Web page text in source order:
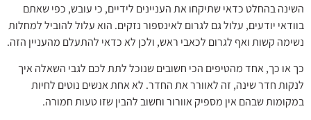
השינה בהחלט כדאי שתיקחו את העניינים לידיים, כי עובש, כפי שאתם
בוודאי יודעים, עלול גם לגרום לאינספור נזקים. הוא עלול להוביל למחלות
נשימה קשות ואף לגרום לכאבי ראש, ולכן לא כדאי להתעלם מהעניין הזה.
כך או כך, אחד מהטיפים הכי חשובים שנוכל לתת לכם לגבי השאלה איך
לנקות חדר שינה, זה לאוורר את החדר. לא אחת אנשים נוטים לחיות
במקומות שבהם אין מספיק אוורור וחשוב להבין שזו טעות חמורה.